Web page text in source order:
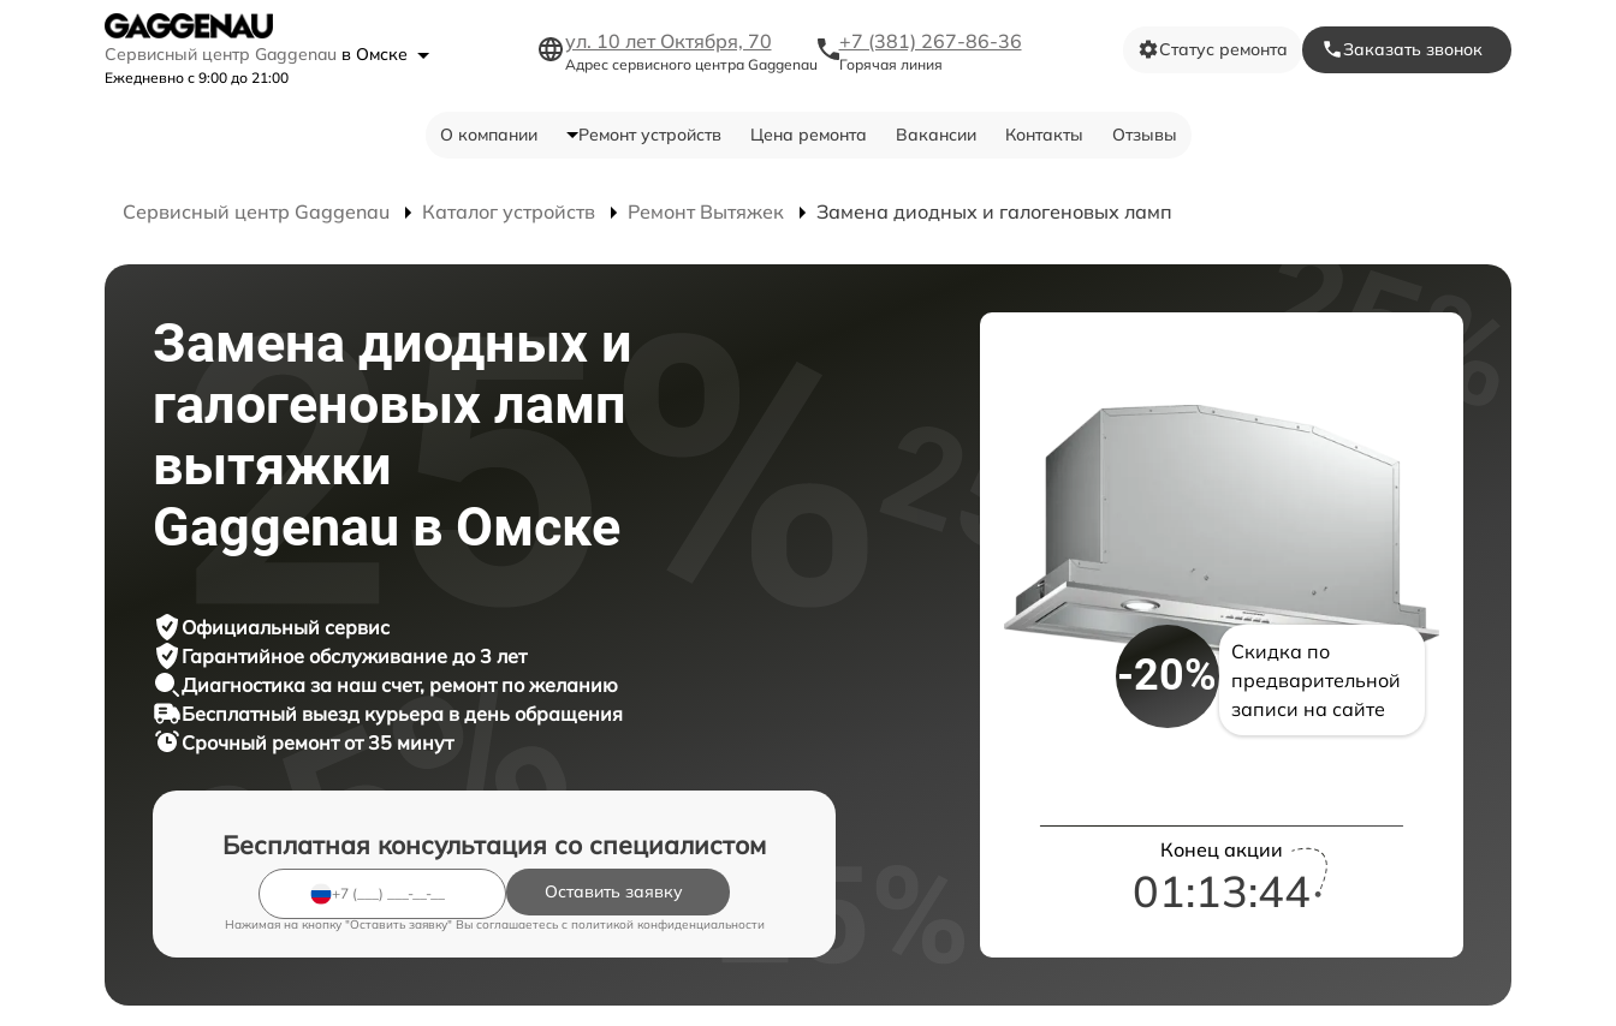
Сервисный центр Gaggenau в Омске
Ежедневно с 9:00 до 21:00
ул. 10 лет Октября, 70
Адрес сервисного центра Gaggenau
+7 (381) 267-86-36
Горячая линия
Статус ремонта Заказать звонок
О компании Ремонт устройств Цена ремонта Вакансии Контакты Отзывы
Сервисный центр Gaggenau Каталог устройств Ремонт Вытяжек Замена диодных и галогеновых ламп
Замена диодных и
галогеновых ламп
вытяжки
Gaggenau в Омске
Официальный сервис
Гарантийное обслуживание до 3 лет
Диагностика за наш счет, ремонт по желанию
Бесплатный выезд курьера в день обращения
Срочный ремонтот 35 минут
Бесплатная консультация со специалистом
Оставить заявку
Нажимая на кнопку "Оставить заявку" Вы соглашаетесь c политикой конфиденциальности
-20%
Скидка по
предварительной
записи на сайте
Конец акции
01:13:42